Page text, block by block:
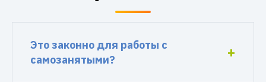
Это законно для работы с
самозанятыми?